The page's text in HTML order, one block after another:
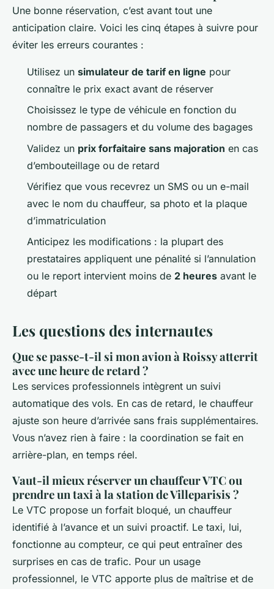
Une bonne réservation, c’est avant tout une
anticipation claire. Voici les cinq étapes à suivre pour
éviter les erreurs courantes :
Utilisez un simulateur de tarif en ligne pour
connaître le prix exact avant de réserver
Choisissez le type de véhicule en fonction du
nombre de passagers et du volume des bagages
Validez un prix forfaitaire sans majoration en cas
d’embouteillage ou de retard
Vérifiez que vous recevrez un SMS ou un e-mail
avec le nom du chauffeur, sa photo et la plaque
d’immatriculation
Anticipez les modifications : la plupart des
prestataires appliquent une pénalité si l’annulation
ou le report intervient moins de 2 heures avant le
départ
Les questions des internautes
Que se passe-t-il si mon avion à Roissy atterrit
avec une heure de retard ?
Les services professionnels intègrent un suivi
automatique des vols. En cas de retard, le chauffeur
ajuste son heure d’arrivée sans frais supplémentaires.
Vous n’avez rien à faire : la coordination se fait en
arrière-plan, en temps réel.
Vaut-il mieux réserver un chauffeur VTC ou
prendre un taxi à la station de Villeparisis ?
Le VTC propose un forfait bloqué, un chauffeur
identifié à l’avance et un suivi proactif. Le taxi, lui,
fonctionne au compteur, ce qui peut entraîner des
surprises en cas de trafic. Pour un usage
professionnel, le VTC apporte plus de maîtrise et de